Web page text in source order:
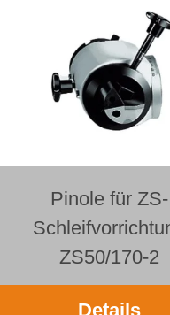
Pinole für ZS-
ZS50/170-2
Details